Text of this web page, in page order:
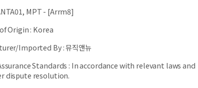
MPT - [Arrm8]
Origin: Korea
Imported By:뮤직앤뉴
Standards : In accordance with relevant laws and
dispute resolution.